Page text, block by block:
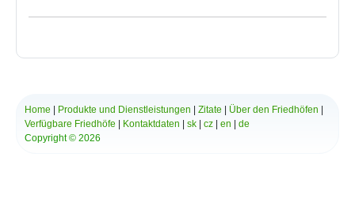
Home Produkte und Dienstleistungen Zitate Über den Friedhöfen
Verfügbare Friedhöfe
Kontaktdaten sk cz en
de
Copyright © 2026